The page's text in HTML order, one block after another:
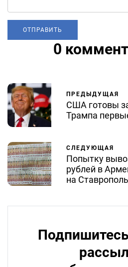
0
ПРЕДЫДУЩАЯ
США готовы
Трампа
СЛЕДУЮЩАЯ
Попытку
рублей в
на